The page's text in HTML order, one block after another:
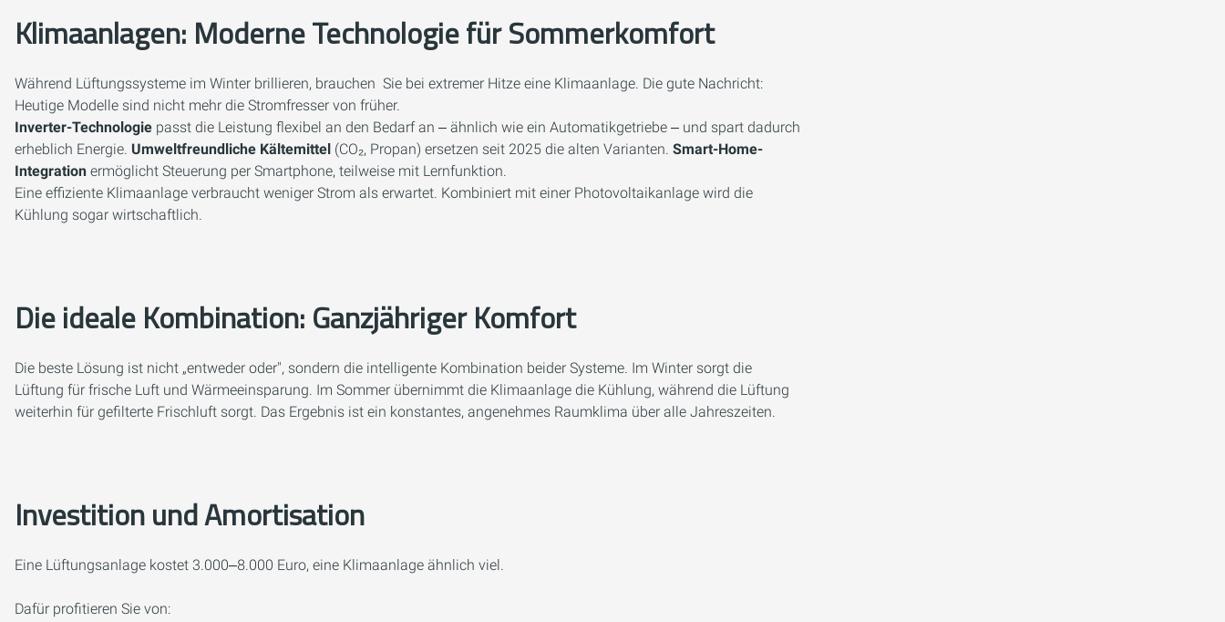
Klimaanlagen: Moderne Technologie für Sommerkomfort
Während Lüftungssysteme im Winter brillieren, brauchen Sie bei extremer Hitze eine Klimaanlage. Die gute Nachricht:
Heutige Modelle sind nicht mehr die Stromfresser von früher.
Inverter-Technologie passt die Leistung flexibel an den Bedarf an ‒ ähnlich wie ein Automatikgetriebe ‒ und spart dadurch
erheblich Energie. Umweltfreundliche Kältemittel (CO₂, Propan) ersetzen seit 2025 die alten Varianten. Smart-Home-
Integration ermöglicht Steuerung per Smartphone, teilweise mit Lernfunktion.
Eine effiziente Klimaanlage verbraucht weniger Strom als erwartet. Kombiniert mit einer Photovoltaikanlage wird die
Kühlung sogar wirtschaftlich.
Die ideale Kombination: Ganzjähriger Komfort
Die beste Lösung ist nicht „entweder oder", sondern die intelligente Kombination beider Systeme. Im Winter sorgt die
Lüftung für frische Luft und Wärmeeinsparung. Im Sommer übernimmt die Klimaanlage die Kühlung, während die Lüftung
weiterhin für gefilterte Frischluft sorgt. Das Ergebnis ist ein konstantes, angenehmes Raumklima über alle Jahreszeiten.
Investition und Amortisation
Eine Lüftungsanlage kostet 3.000‒8.000 Euro, eine Klimaanlage ähnlich viel.
Dafür profitieren Sie von: